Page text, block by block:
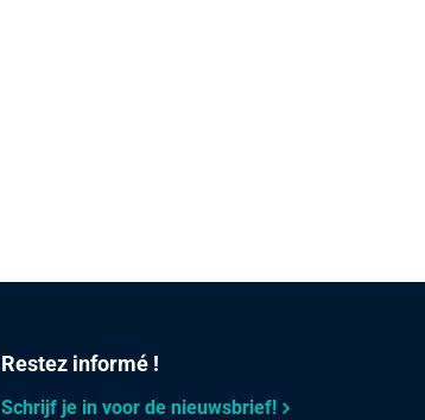
Restez informé !
Schrijf je in voor de nieuwsbrief!